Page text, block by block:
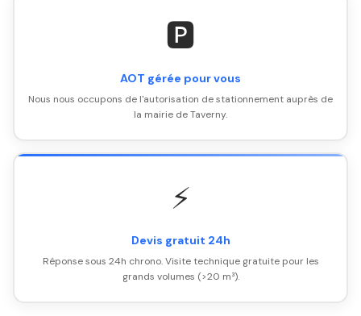
🅿️
AOT gérée pour vous
Nous nous occupons de l'autorisation de stationnement auprès de
la mairie de Taverny.
⚡
Devis gratuit 24h
Réponse sous 24h chrono. Visite technique gratuite pour les
grands volumes (>20 m³).